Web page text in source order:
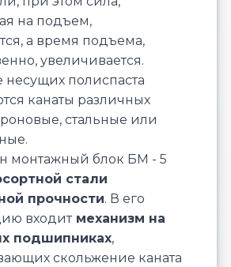
на подъем,
а время подъема,
увеличивается.
несущих полиспаста
канаты различных
стальные или
монтажный блок БМ - 5
стали
прочности. В его
входитмеханизм на
подшипниках,
скольжение каната